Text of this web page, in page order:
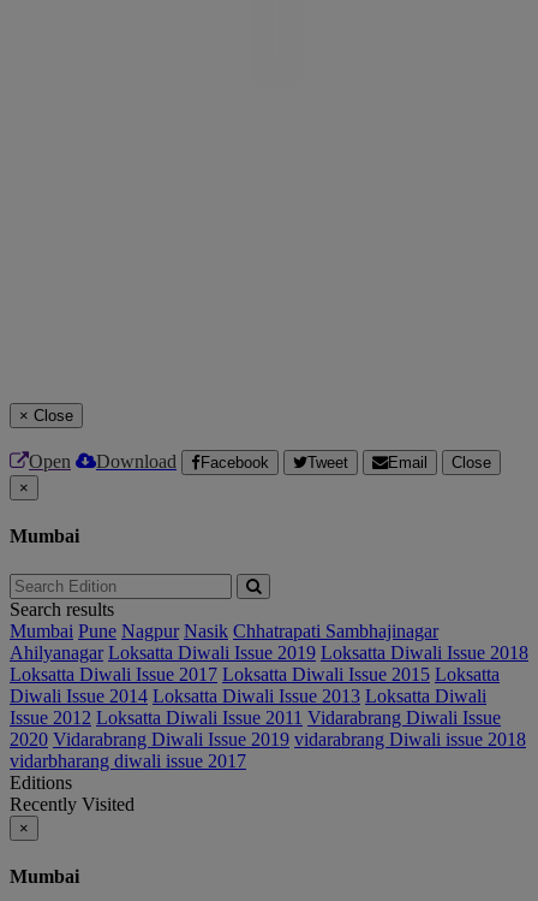
× Close
Open Download Facebook Tweet Email
Close
×
Mumbai
Search results
Mumbai Pune Nagpur Nasik Chhatrapati Sambhajinagar
Ahilyanagar Loksatta Diwali Issue 2019 Loksatta Diwali Issue 2018
Loksatta Diwali Issue 2017 Loksatta Diwali Issue 2015 Loksatta
Diwali Issue 2014 Loksatta Diwali Issue 2013 Loksatta Diwali
Issue 2012 Loksatta Diwali Issue 2011 Vidarabrang Diwali Issue
2020 Vidarabrang Diwali Issue 2019 vidarabrang Diwali issue 2018
vidarbharang diwali issue 2017
Editions
Recently Visited
×
Mumbai